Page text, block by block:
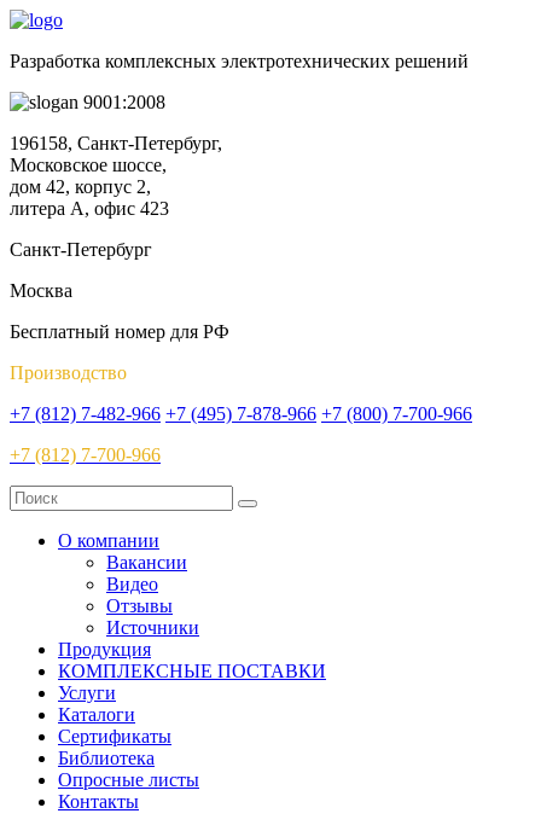
Разработка комплексных электротехнических решений
9001:2008
196158, Санкт-Петербург,
Московское шоссе,
дом 42, корпус 2,
литера А, офис 423
Санкт-Петербург
Москва
Бесплатный номер для РФ
Производство
+7 (812) 7-482-966 +7 (495) 7-878-966 +7 (800) 7-700-966
+7 (812) 7-700-966
О компании
Вакансии
Видео
Отзывы
Источники
Продукция
КОМПЛЕКСНЫЕ ПОСТАВКИ
Услуги
Каталоги
Сертификаты
Библиотека
Опросные листы
Контакты